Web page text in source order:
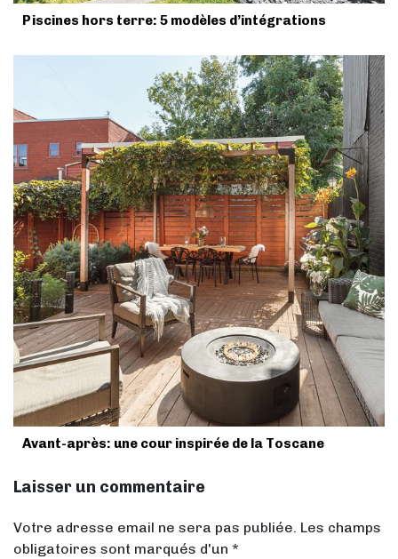
Piscines hors terre: 5 modèles d’intégrations
Avant-après: une cour inspirée de la Toscane
Laisser un commentaire
Votre adresse email ne sera pas publiée. Les champs
obligatoires sont marqués d'un *